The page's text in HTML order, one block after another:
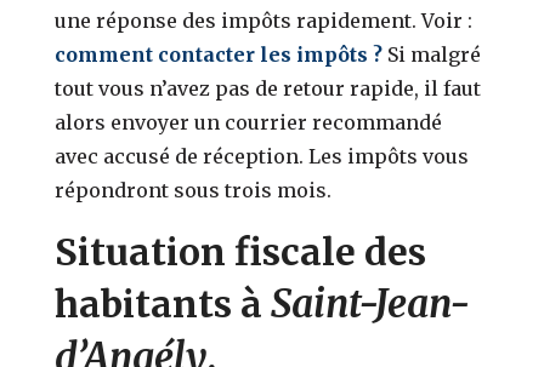
une réponse des impôts rapidement. Voir :
comment contacter les impôts ? Si malgré
tout vous n’avez pas de retour rapide, il faut
alors envoyer un courrier recommandé
avec accusé de réception. Les impôts vous
répondront sous trois mois.
Situation fiscale des
habitants àSaint-Jean-
d’Angély.